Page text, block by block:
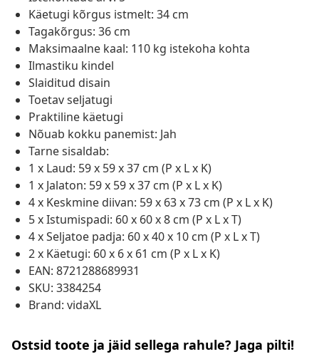
Käetugi kõrgus istmelt: 34 cm
Tagakõrgus: 36 cm
Maksimaalne kaal: 110 kg istekoha kohta
Ilmastiku kindel
Slaiditud disain
Toetav seljatugi
Praktiline käetugi
Nõuab kokku panemist: Jah
Tarne sisaldab:
1 x Laud: 59 x 59 x 37 cm (P x L x K)
1 x Jalaton: 59 x 59 x 37 cm (P x L x K)
4 x Keskmine diivan: 59 x 63 x 73 cm (P x L x K)
5 x Istumispadi: 60 x 60 x 8 cm (P x L x T)
4 x Seljatoe padja: 60 x 40 x 10 cm (P x L x T)
2 x Käetugi: 60 x 6 x 61 cm (P x L x K)
EAN: 8721288689931
SKU: 3384254
Brand: vidaXL
Ostsid toote ja jäid sellega rahule? Jaga pilti!